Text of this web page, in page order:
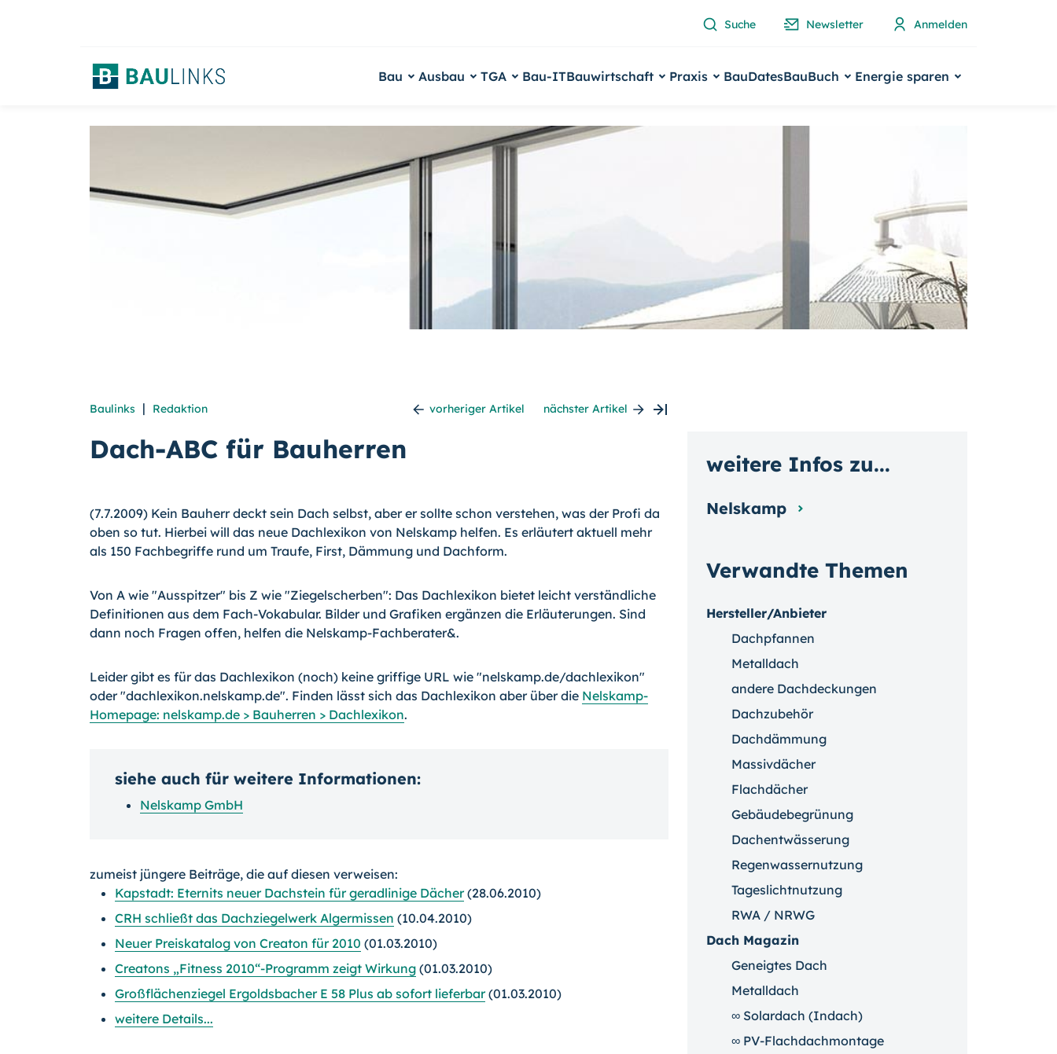
Suche Newsletter Anmelden
Bau Ausbau TGA Bau-ITBauwirtschaft Praxis BauDatesBauBuch Energie sparen
Baulinks | Redaktion vorheriger Artikel nächster Artikel
Dach-ABC für Bauherren
(7.7.2009) Kein Bauherr deckt sein Dach selbst, aber er sollte schon verstehen, was der Profi da
oben so tut. Hierbei will das neue Dachlexikon von Nelskamp helfen. Es erläutert aktuell mehr
als 150 Fachbegriffe rund um Traufe, First, Dämmung und Dachform.
Von A wie "Ausspitzer" bis Z wie "Ziegelscherben": Das Dachlexikon bietet leicht verständliche
Definitionen aus dem Fach-Vokabular. Bilder und Grafiken ergänzen die Erläuterungen. Sind
dann noch Fragen offen, helfen die Nelskamp-Fachberater&.
Leider gibt es für das Dachlexikon (noch) keine griffige URL wie "nelskamp.de/dach­lexikon"
oder "dachlexikon.nelskamp.de". Finden lässt sich das Dachlexikon aber über die Nelskamp-
Homepage: nelskamp.de > Bauherren > Dachlexikon.
siehe auch für weitere Informationen:
Nelskamp GmbH
zumeist jüngere Beiträge, die auf diesen verweisen:
Kapstadt: Eternits neuer Dachstein für geradlinige Dächer(28.06.2010)
CRH schließt das Dachziegelwerk Algermissen (10.04.2010)
Neuer Preiskatalog von Creaton für 2010 (01.03.2010)
Creatons „Fitness 2010“-Programm zeigt Wirkung (01.03.2010)
Großflächenziegel Ergoldsbacher E 58 Plus ab sofort lieferbar(01.03.2010)
weitere Details...
Verwandte Themen
Hersteller/Anbieter
Dachpfannen
Metalldach
andere Dachdeckungen
Dachzubehör
Dachdämmung
Massivdächer
Flachdächer
Gebäudebegrünung
Dachentwässerung
Regenwassernutzung
Tageslichtnutzung
RWA / NRWG
Dach Magazin
Geneigtes Dach
Metalldach
∞ Solardach (Indach)
∞ PV-Flachdachmontage
weitere Infos zu...
Nelskamp